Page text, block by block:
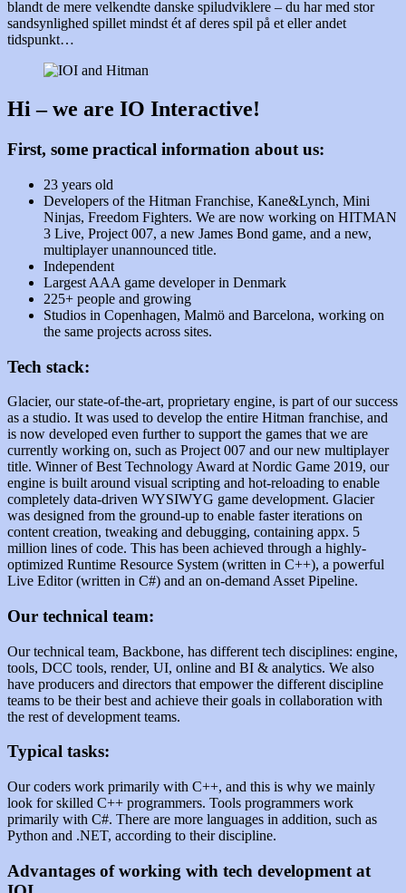
blandt de mere velkendte danske spiludviklere – du har med stor
sandsynlighed spillet mindst ét af deres spil på et eller andet
tidspunkt…
Hi – we are IO Interactive!
First, some practical information about us:
23 years old
Developers of the Hitman Franchise, Kane&Lynch, Mini
Ninjas, Freedom Fighters. We are now working on HITMAN
3 Live, Project 007, a new James Bond game, and a new,
multiplayer unannounced title.
Independent
Largest AAA game developer in Denmark
225+ people and growing
Studios in Copenhagen, Malmö and Barcelona, working on
the same projects across sites.
Tech stack:
Glacier, our state-of-the-art, proprietary engine, is part of our success
as a studio. It was used to develop the entire Hitman franchise, and
is now developed even further to support the games that we are
currently working on, such as Project 007 and our new multiplayer
title. Winner of Best Technology Award at Nordic Game 2019, our
engine is built around visual scripting and hot-reloading to enable
completely data-driven WYSIWYG game development. Glacier
was designed from the ground-up to enable faster iterations on
content creation, tweaking and debugging, containing appx. 5
million lines of code. This has been achieved through a highly-
optimized Runtime Resource System (written in C++), a powerful
Live Editor (written in C#) and an on-demand Asset Pipeline.
Our technical team:
Our technical team, Backbone, has different tech disciplines: engine,
tools, DCC tools, render, UI, online and BI & analytics. We also
have producers and directors that empower the different discipline
teams to be their best and achieve their goals in collaboration with
the rest of development teams.
Typical tasks:
Our coders work primarily with C++, and this is why we mainly
look for skilled C++ programmers. Tools programmers work
primarily with C#. There are more languages in addition, such as
Python and .NET, according to their discipline.
Advantages of working with tech development at